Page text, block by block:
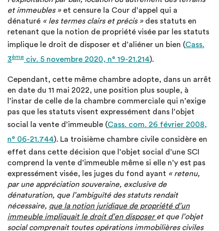
et immeubles » et censure la Cour d’appel qui a
dénaturé « les termes clairs et précis » des statuts en
retenant que la notion de propriété visée par les statuts
implique le droit de disposer et d’aliéner un bien (Cass.
3ème civ. 5 novembre 2020, n° 19-21.214).
Cependant, cette même chambre adopte, dans un arrêt
en date du 11 mai 2022, une position plus souple, à
l’instar de celle de la chambre commerciale qui n’exige
pas que les statuts visent expressément dans l’objet
social la vente d’immeuble (Cass. com. 26 février 2008,
n° 06-21.744). La troisième chambre civile considère en
effet dans cette décision que l’objet social d’une SCI
comprend la vente d’immeuble même si elle n’y est pas
expressément visée, les juges du fond ayant « retenu,
par une appréciation souveraine, exclusive de
dénaturation, que l’ambiguïté des statuts rendait
nécessaire, que la notion juridique de propriété d’un
immeuble impliquait le droit d’en disposeret que l’objet
social comprenait toutes opérations immobilières civiles